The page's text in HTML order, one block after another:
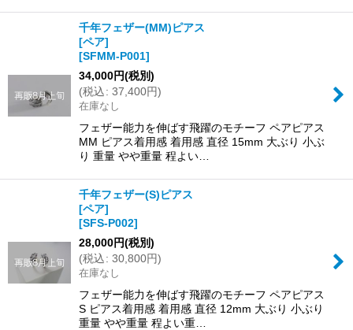
千年フェザー(MM)ピアス
[ペア]
[SFMM-P001]
34,000円(税別)
(税込: 37,400円)
在庫なし
フェザー能力を伸ばす飛躍のモチーフ ペアピアス
MM ピアス着用感 着用感 直径 15mm 大ぶり 小ぶ
り 重量 やや重量 程よい…
千年フェザー(S)ピアス
[ペア]
[SFS-P002]
28,000円(税別)
(税込: 30,800円)
在庫なし
フェザー能力を伸ばす飛躍のモチーフ ペアピアス
S ピアス着用感 着用感 直径 12mm 大ぶり 小ぶり
重量 やや重量 程よい重…